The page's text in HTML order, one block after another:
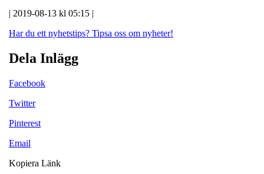
| 2019-08-13 kl 05:15 |
Har du ett nyhetstips? Tipsa oss om nyheter!
Dela Inlägg
Facebook
Twitter
Pinterest
Email
Kopiera Länk